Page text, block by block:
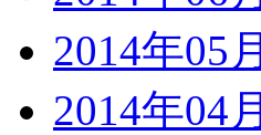
2014年05月
2014年04月